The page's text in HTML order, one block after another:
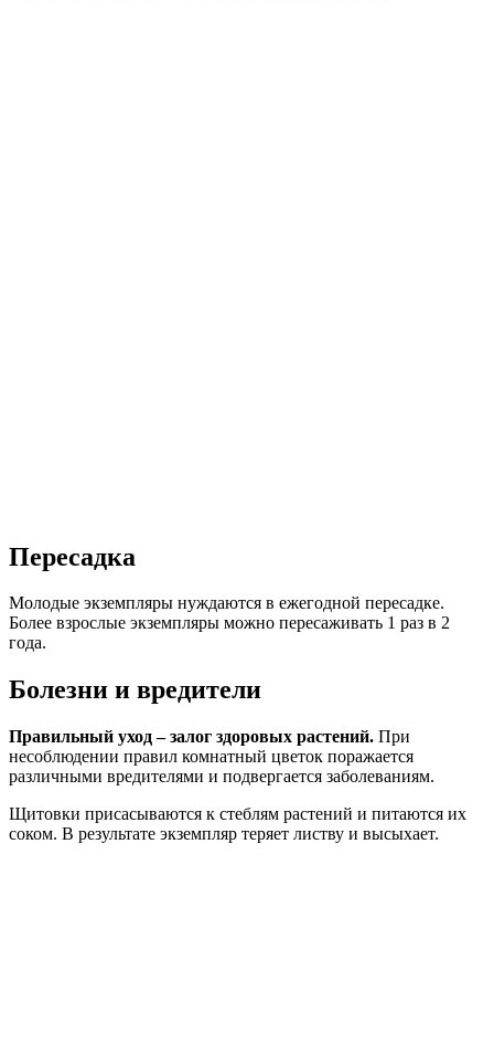
Пересадка
Молодые экземпляры нуждаются в ежегодной пересадке.
Более взрослые экземпляры можно пересаживать 1 раз в 2
года.
Болезни и вредители
Правильный уход – залог здоровых растений. При
несоблюдении правил комнатный цветок поражается
различными вредителями и подвергается заболеваниям.
Щитовки присасываются к стеблям растений и питаются их
соком. В результате экземпляр теряет листву и высыхает.